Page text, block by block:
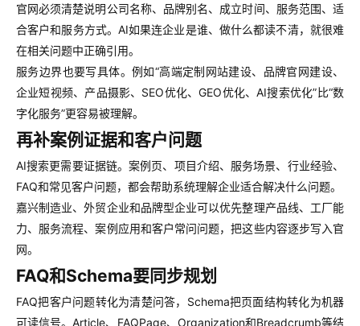
官网必须清楚说明公司名称、品牌别名、成立时间、服务范围、适
合客户和服务方式。AI如果连企业是谁、做什么都读不清，就很难
在相关问题中正确引用。
服务边界也要写具体。例如“高端定制网站建设、品牌官网建设、
企业短视频、产品摄影、SEO优化、GEO优化、AI搜索优化”比“数
字化服务”更容易被理解。
再补案例证据和客户问题
AI搜索更需要证据链。案例页、项目介绍、服务场景、行业经验、
FAQ和常见客户问题，都会帮助系统理解企业适合解决什么问题。
嘉兴制造业、外贸企业和品牌型企业可以优先整理产品线、工厂能
力、服务流程、案例应用和客户常问问题，把这些内容逐步写入官
网。
FAQ和Schema要同步规划
FAQ把客户问题转化为清楚问答，Schema把页面结构转化为机器
可读信号。Article、FAQPage、Organization和Breadcrumb等结